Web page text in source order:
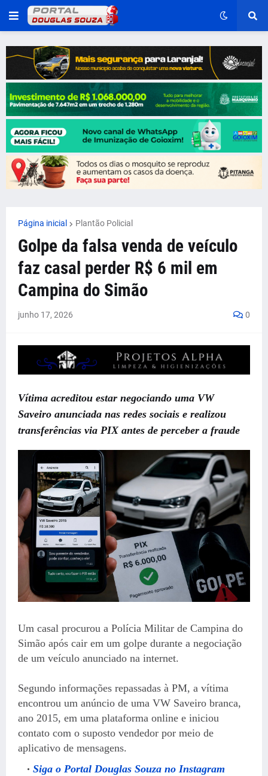
Página inicial Plantão Policial
Golpe da falsa venda de veículo
faz casal perder R$ 6 mil em
Campina do Simão
junho 17, 2026 0
Vítima acreditou estar negociando uma VW
Saveiro anunciada nas redes sociais e realizou
transferências via PIX antes de perceber a fraude
Um casal procurou a Polícia Militar de Campina do
Simão após cair em um golpe durante a negociação
de um veículo anunciado na internet.
Segundo informações repassadas à PM, a vítima
encontrou um anúncio de uma VW Saveiro branca,
ano 2015, em uma plataforma online e iniciou
contato com o suposto vendedor por meio de
aplicativo de mensagens.
Siga o Portal Douglas Souza no Instagram